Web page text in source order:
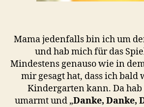
Mama jedenfalls bin ich um
und hab mich für das
Mindestens genauso wie in
mir gesagt hat, dass ich bald
Kindergarten kann. Da hab
umarmt und „Danke, Danke,